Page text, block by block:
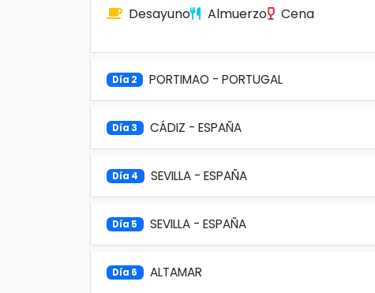
Desayuno
Almuerzo Cena
Día 2 PORTIMAO - PORTUGAL
Día 3 CÁDIZ - ESPAÑA
Día 4 SEVILLA - ESPAÑA
Día 5 SEVILLA - ESPAÑA
Día 6 ALTAMAR